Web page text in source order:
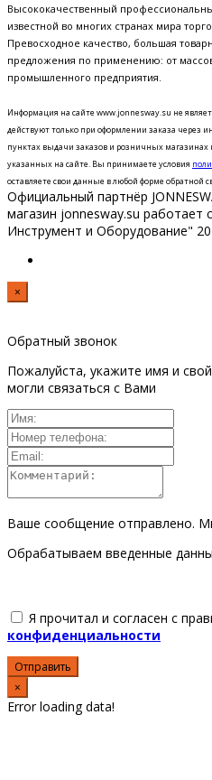
Высококачественный
известной во многих странах мира
Превосходное качество, большая
предложения по применению: от
промышленного предприятия.
Информация на сайте www.jonnesway.su не
действуют только при оформлении заказа через
пунктах выдачи заказов и розничных
указанных на сайте. Вы принимаете условия
оставляете свои данные в любой форме обратной
Официальный партнёр
магазин jonnesway.su
Инструмент и Оборудование"
×
Обратный звонок
Пожалуйста, укажите имя и
могли связаться с Вами
Ваше сообщение отправлено.
Обрабатываем введенные
Я прочитал и согласен с
конфиденциальности
Отправить
×
Error loading data!